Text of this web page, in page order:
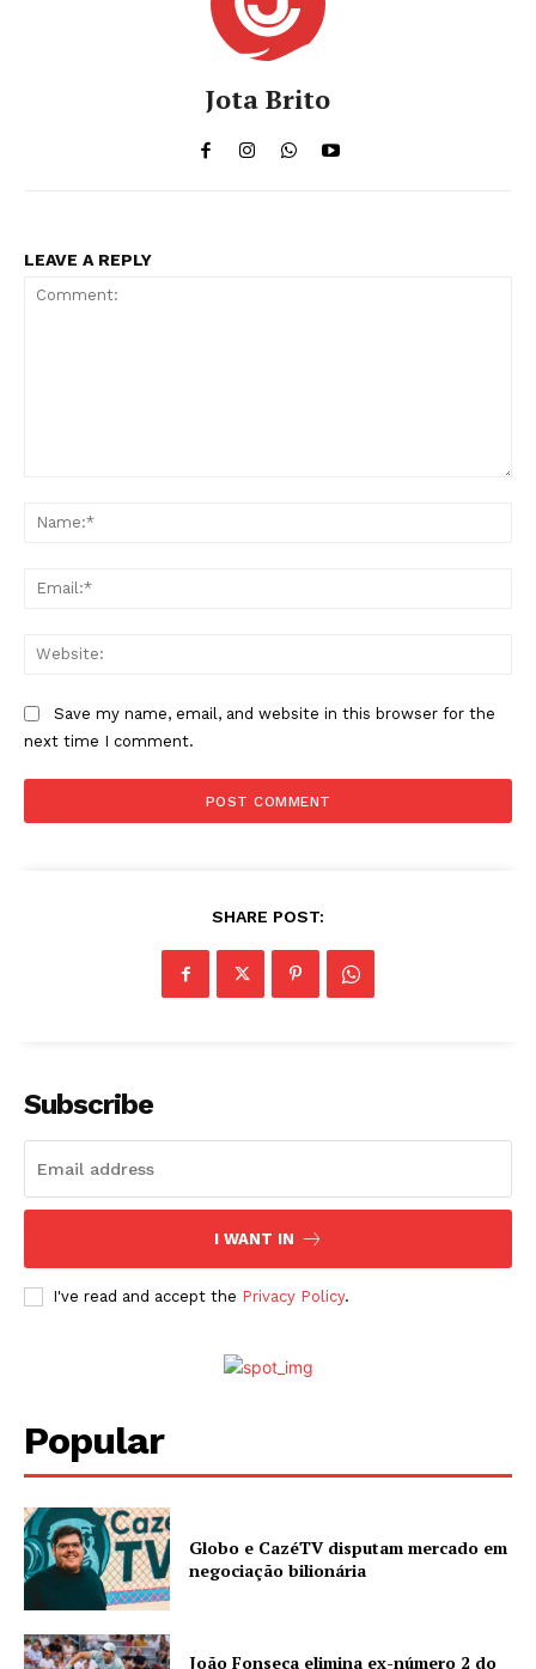
Jota Brito
LEAVE A REPLY
Save my name, email, and website in this browser for the
next time I comment.
SHARE POST:
Subscribe
I WANT IN
I've read and accept the Privacy Policy.
Popular
Globo e CazéTV disputam mercado em
negociação bilionária
João Fonseca elimina ex-número 2 do